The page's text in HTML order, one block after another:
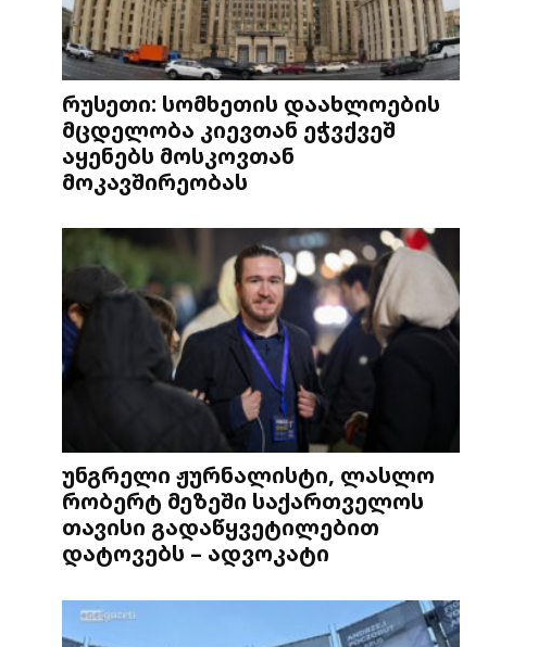
რუსეთი: სომხეთის დაახლოების
მცდელობა კიევთან ეჭვქვეშ
აყენებს მოსკოვთან
მოკავშირეობას
უნგრელი ჟურნალისტი, ლასლო
რობერტ მეზეში საქართველოს
თავისი გადაწყვეტილებით
დატოვებს – ადვოკატი